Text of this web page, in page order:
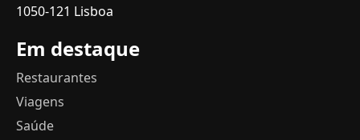
1050-121 Lisboa
Em destaque
Restaurantes
Viagens
Saúde